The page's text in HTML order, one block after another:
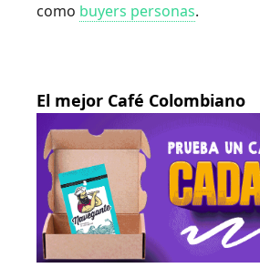
como buyers personas.
El mejor Café Colombiano